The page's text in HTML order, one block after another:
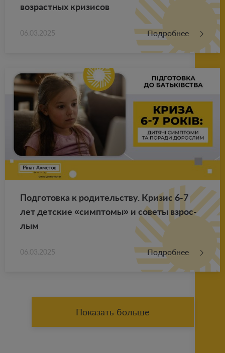
воз­раст­ных кри­зи­сов
06.03.2025 Подробнее
Под­го­тов­ка к ро­ди­тель­ству. Кри­зис 6-7
лет дет­ские «симп­то­мы» и со­ве­ты взрос­
лым
06.03.2025 Подробнее
Показать больше